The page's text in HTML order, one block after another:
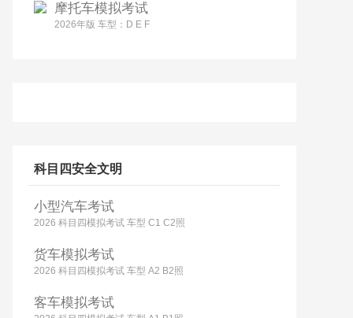
摩托车模拟考试
2026年版 车型：D E F
科目四安全文明
小型汽车考试
2026 科目四模拟考试 车型 C1 C2照
货车模拟考试
2026 科目四模拟考试 车型 A2 B2照
客车模拟考试